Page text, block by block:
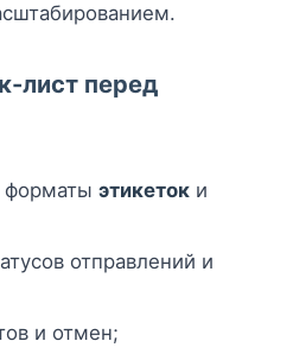
лист перед
этикеток и
отправлений и
и отмен;